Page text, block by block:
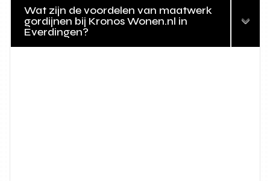
Wat zijn de voordelen van maatwerk
gordijnen bij Kronos Wonen.nl in
Everdingen?